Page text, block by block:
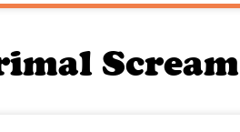
Scream